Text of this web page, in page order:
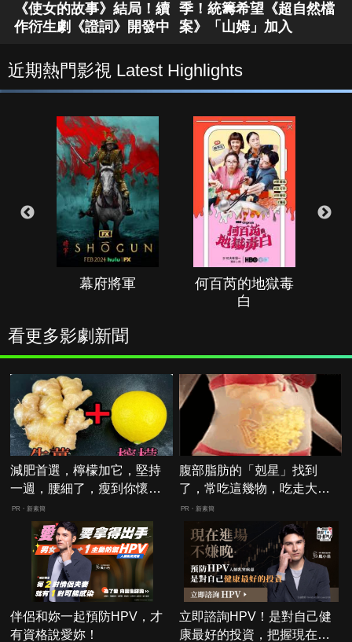
《使女的故事》結局！續
作衍生劇《證詞》開發中
季！統籌希望《超自然檔
案》「山姆」加入
近期熱門影視 Latest Highlights
幕府將軍
何百芮的地獄毒
白
看更多影劇新聞
減肥首選，檸檬加它，堅持
一週，腰細了，瘦到你懷疑
人生
PR・新素簡
腹部脂肪的「剋星」找到
了，常吃這幾物，吃走大肚
囊，瘦出小蠻腰
PR・新素簡
伴侶和妳一起預防HPV，才
有資格說愛妳！
立即諮詢HPV！是對自己健
康最好的投資，把握現在不